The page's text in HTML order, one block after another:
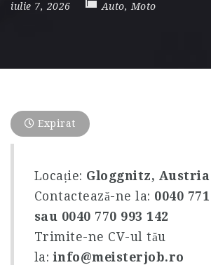
iulie 7, 2026
Auto, Moto
Expirat
Locație: Gloggnitz, Austria
Contactează-ne la: 0040
sau 0040 770 993 142
Trimite-ne CV-ul tău
la:info@meisterjob.ro